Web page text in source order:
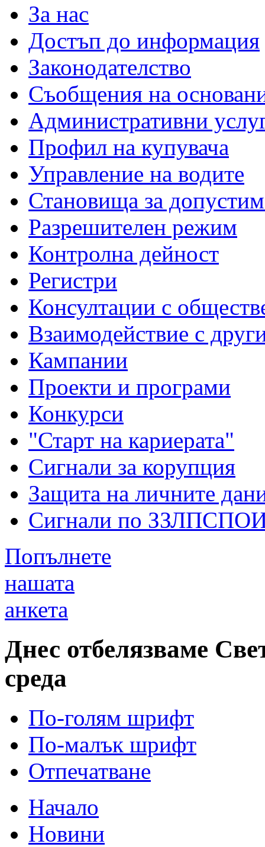
За нас
Достъп до информация
Законодателство
Съобщения на
Административни
Профил на купувача
Управление на водите
Становища за
Разрешителен режим
Контролна дейност
Регистри
Консултации с
Взаимодействие с
Кампании
Проекти и програми
Конкурси
"Старт на кариерата"
Сигнали за корупция
Защита на личните
Сигнали по
Попълнете
нашата
анкета
Днес отбелязваме
среда
По-голям шрифт
По-малък шрифт
Отпечатване
Начало
Новини